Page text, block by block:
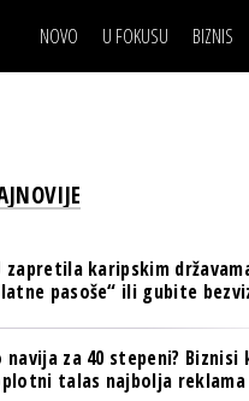
NOVO U FOKUSU BIZNIS
IZJAVA DANA
zapretila karipskim
pasoše“ ili gubite
navija za 40 stepeni? Biznisi
talas najbolja reklama